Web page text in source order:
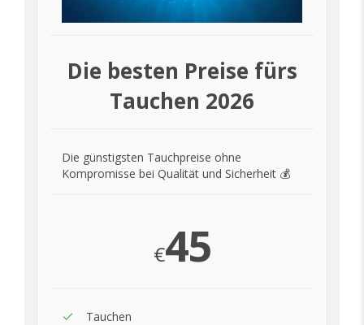
Die besten Preise fürs
Tauchen 2026
Die günstigsten Tauchpreise ohne
Kompromisse bei Qualität und Sicherheit 💰
€45
Tauchen